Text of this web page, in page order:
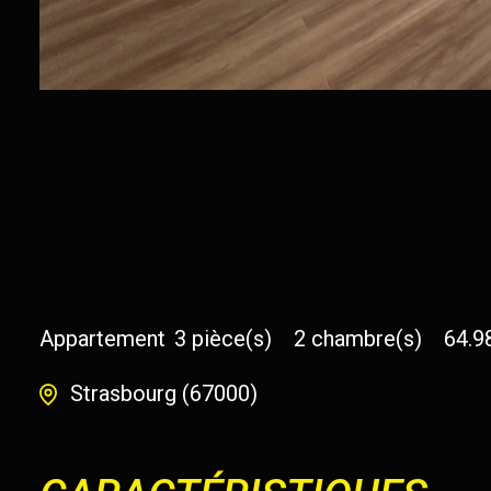
Appartement 3 pièce(s) 2 chambre(s)
Strasbourg (67000)